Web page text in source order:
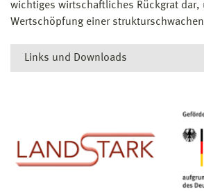
wichtiges wirtschaftliches Rückgrat dar,
Wertschöpfung einer
Links und Downloads
Projektleiter Prof. Dr. math. Gunnar
Fördermaßnahme "Faktor K"